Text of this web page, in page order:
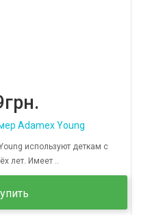
Adamex Young
используют деткам с
лет. Имеет ..